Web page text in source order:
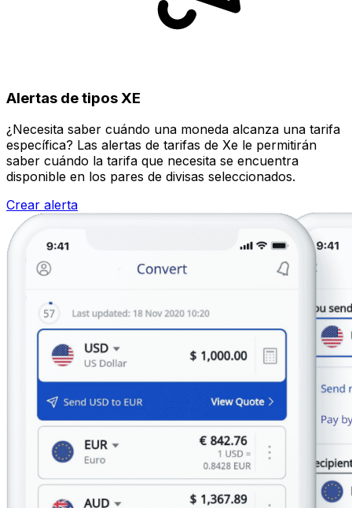
Alertas de tipos XE
¿Necesita saber cuándo una moneda alcanza una tarifa
específica? Las alertas de tarifas de Xe le permitirán
saber cuándo la tarifa que necesita se encuentra
disponible en los pares de divisas seleccionados.
Crear alerta